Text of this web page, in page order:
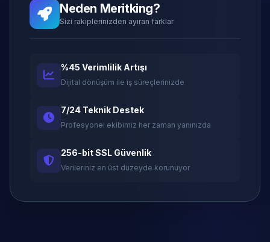
Neden Meritking?
Sizi rakiplerinizden ayıran farklar
%45 Verimlilik Artışı
Dijital dönüşüm ile iş süreçlerinizde
7/24 Teknik Destek
Profesyonel ekibimiz her zaman yanınızda
256-bit SSL Güvenlik
Verileriniz en üst düzeyde korunuyor